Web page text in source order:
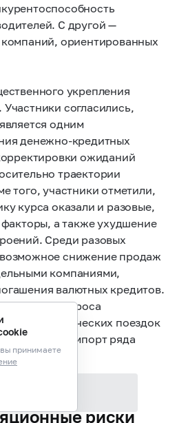
С другой —
ориентированных
укрепления
согласились,
одним
денежно-кредитных
ожиданий
траектории
того, участники отметили,
курса оказали и разовые,
а также ухудшение
Среди разовых
снижение продаж
компаниями,
валютных кредитов.
— рост спроса
для туристических поездок
за будущий импорт ряда
товаров.
риски
принимаете